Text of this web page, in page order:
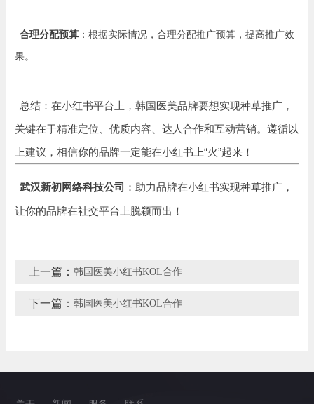
合理分配预算：根据实际情况，合理分配推广预算，提高推广效
果。
总结：在小红书平台上，韩国医美品牌要想实现种草推广，
关键在于精准定位、优质内容、达人合作和互动营销。遵循以
上建议，相信你的品牌一定能在小红书上“火”起来！
武汉新初网络科技公司
：助力品牌在小红书实现种草推广，
让你的品牌在社交平台上脱颖而出！
上一篇： 韩国医美小红书KOL合作
下一篇： 韩国医美小红书KOL合作